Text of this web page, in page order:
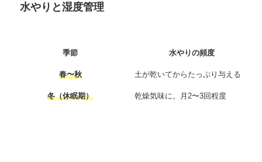
水やりと湿度管理
季節 水やりの頻度
春〜秋 土が乾いてからたっぷり与える
冬（休眠期） 乾燥気味に。月2〜3回程度